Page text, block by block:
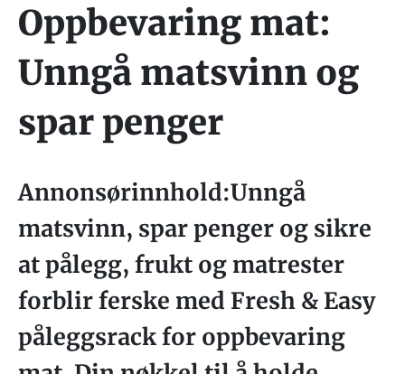
Oppbevaring mat:
Unngå matsvinn og
spar penger
Annonsørinnhold:Unngå
matsvinn, spar penger og sikre
at pålegg, frukt og matrester
forblir ferske med Fresh & Easy
påleggsrack for oppbevaring